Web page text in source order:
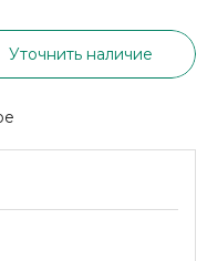
Уточнить наличие